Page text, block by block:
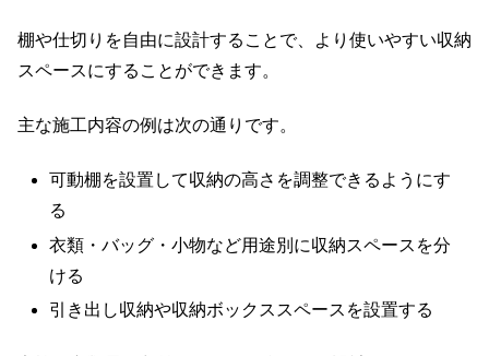
棚や仕切りを自由に設計することで、より使いやすい収納
スペースにすることができます。
主な施工内容の例は次の通りです。
可動棚を設置して収納の高さを調整できるようにす
る
衣類・バッグ・小物など用途別に収納スペースを分
ける
引き出し収納や収納ボックススペースを設置する